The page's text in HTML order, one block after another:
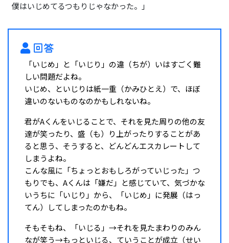
僕はいじめてるつもりじゃなかった。」
回答
「いじめ」と「いじり」の違（ちが）いはすごく難
しい問題だよね。
いじめ、といじりは紙一重（かみひとえ）で、ほぼ
違いのないものなのかもしれないね。
君がAくんをいじることで、それを見た周りの他の友
達が笑ったり、盛（も）り上がったりすることがあ
ると思う、そうすると、どんどんエスカレートして
しまうよね。
こんな風に「ちょっとおもしろがっていじった」つ
もりでも、Aくんは「嫌だ」と感じていて、気づかな
いうちに「いじり」から、「いじめ」に発展（はっ
てん）してしまったのかもね。
そもそもね、「いじる」→それを見たまわりのみん
なが笑う→もっといじる、ていうことが成立（せい